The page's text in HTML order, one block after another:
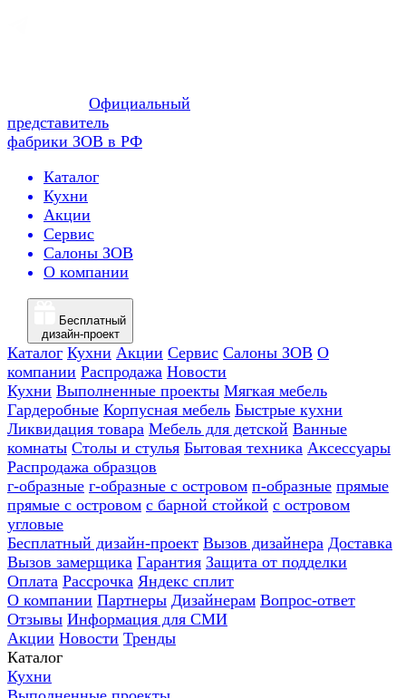
Официальный
представитель
фабрики ЗОВ в РФ
Каталог
Кухни
Акции
Сервис
Салоны ЗОВ
О компании
Бесплатный
дизайн-проект
Каталог Кухни Акции Сервис Салоны ЗОВ О
компании Распродажа Новости
Кухни Выполненные проекты Мягкая мебель
Гардеробные Корпусная мебель Быстрые кухни
Ликвидация товара Мебель для детской Ванные
комнаты Столы и стулья Бытовая техника Аксессуары
Распродажа образцов
г-образные г-образные с островом п-образные прямые
прямые с островом с барной стойкой с островом
угловые
Бесплатный дизайн-проект Вызов дизайнера Доставка
Вызов замерщика Гарантия Защита от подделки
Оплата Рассрочка Яндекс сплит
О компании Партнеры Дизайнерам Вопрос-ответ
Отзывы Информация для СМИ
Акции Новости Тренды
Каталог
Кухни